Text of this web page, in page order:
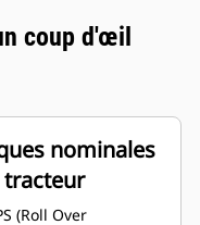
coup d'œil
nominales
tracteur
(Roll Over